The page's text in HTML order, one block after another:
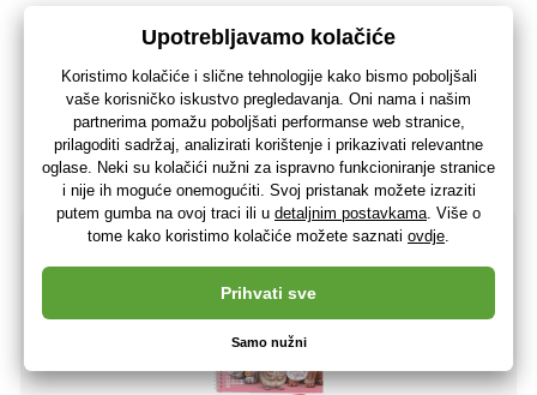
,02 €bez PDV-a
+ 5 bodova
Zadnja 2 komada (U vas 12.08.)